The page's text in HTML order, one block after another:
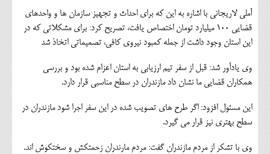
آملی لاریجانی با اشاره به این که برای احداث و تجهیز سازمان ها و واحدهای
قضایی 100 میلیارد تومان اختصاص یافت، تصریح کرد: برای مشکلاتی که در
این استان وجود داشت از جمله کمبود نیروی کافی، تصمیماتی اتخاذ شد
وی یادآور شد: قبل از سفر تیم ارزیابی به استان اعزام شده بود و بررسی
همکاران قضایی ما نشان داد مازندران در سطح مناسبی قرار دارد.
این مسئول افزود: اگر طرح های تصویب شده در این سفر اجرا شود مازندران در
سطح بهتری نیز قرار می گیرد.
وی با تشکر از مردم مازندران گفت: مردم مارندران زحمتکش و سختکوش اند.